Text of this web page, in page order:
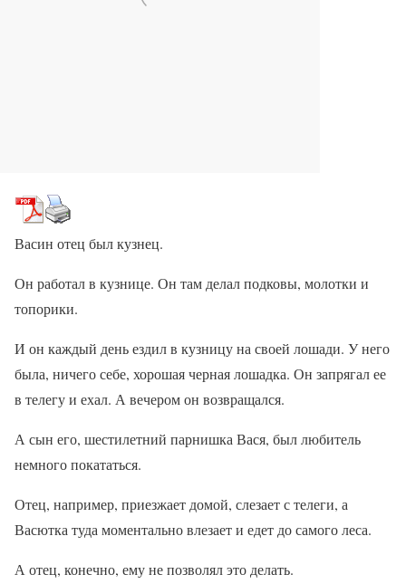
Васин отец был кузнец.
Он работал в кузнице. Он там делал подковы, молотки и
топорики.
И он каждый день ездил в кузницу на своей лошади. У него
была, ничего себе, хорошая черная лошадка. Он запрягал ее
в телегу и ехал. А вечером он возвращался.
А сын его, шестилетний парнишка Вася, был любитель
немного покататься.
Отец, например, приезжает домой, слезает с телеги, а
Васютка туда моментально влезает и едет до самого леса.
А отец, конечно, ему не позволял это делать.